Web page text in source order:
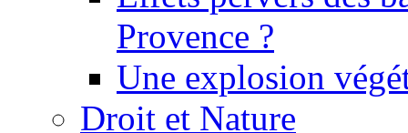
Provence ?
Une explosion
Droit et Nature